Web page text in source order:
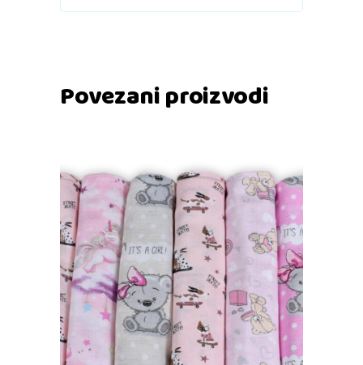
Povezani proizvodi
Dodaj u košaricu